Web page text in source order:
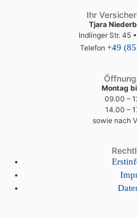
Ihr
Tjara
Indlinger Str. 45
Telefon +49
Montag
09.00 –
14.00 –
sowie nach